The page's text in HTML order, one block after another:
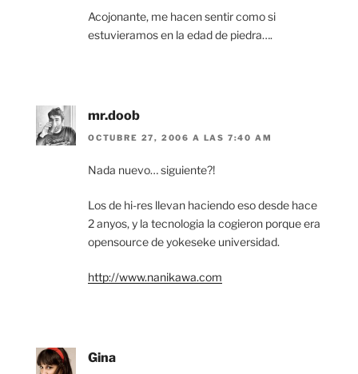
Acojonante, me hacen sentir como si
estuvieramos en la edad de piedra….
mr.doob
OCTUBRE 27, 2006 A LAS 7:40 AM
Nada nuevo… siguiente?!
Los de hi-res llevan haciendo eso desde hace
2 anyos, y la tecnologia la cogieron porque era
opensource de yokeseke universidad.
http://www.nanikawa.com
Gina